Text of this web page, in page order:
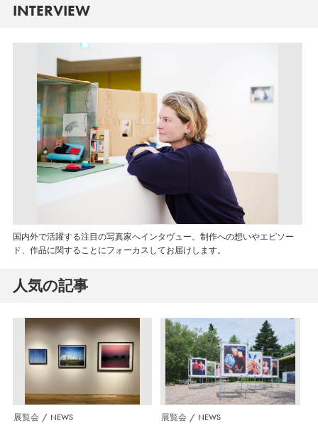
INTERVIEW
国内外で活躍する注目の写真家へインタヴュー。制作への想いやエピソー
ド、作品に関することにフォーカスしてお届けします。
人気の記事
展覧会 NEWS 展覧会 NEWS